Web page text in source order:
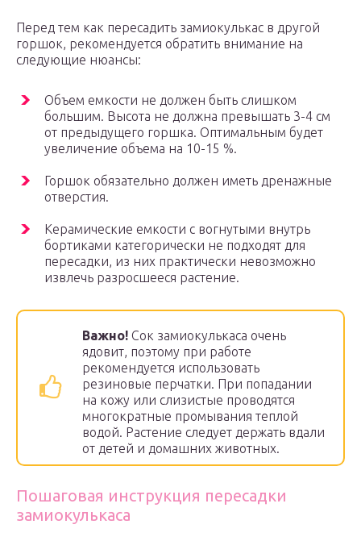
Перед тем как пересадить замиокулькас в другой
горшок, рекомендуется обратить внимание на
следующие нюансы:
Объем емкости не должен быть слишком
большим. Высота не должна превышать 3-4 см
от предыдущего горшка. Оптимальным будет
увеличение объема на 10-15 %.
Горшок обязательно должен иметь дренажные
отверстия.
Керамические емкости с вогнутыми внутрь
бортиками категорически не подходят для
пересадки, из них практически невозможно
извлечь разросшееся растение.
Важно! Сок замиокулькаса очень
ядовит, поэтому при работе
рекомендуется использовать
резиновые перчатки. При попадании
на кожу или слизистые проводятся
многократные промывания теплой
водой. Растение следует держать вдали
от детей и домашних животных.
Пошаговая инструкция пересадки
замиокулькаса